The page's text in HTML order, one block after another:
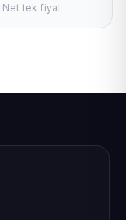
Net tek fiyat